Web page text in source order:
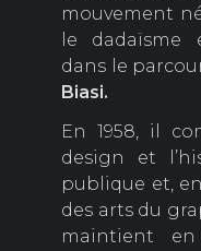
mouvement
le dadaïsme
dans le
Biasi.
En 1958, il
design et
publique et,
des arts du
maintient en